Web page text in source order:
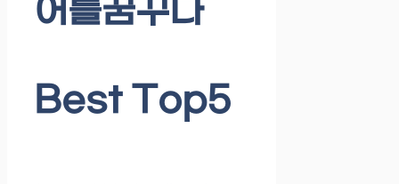
어를꿈꾸다
Best Top5